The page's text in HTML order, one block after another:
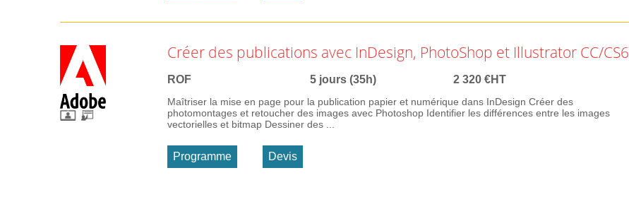
Créer des publications avec InDesign, PhotoShop et Illustrator CC/CS6
ROF 5 jours (35h) 2 320 €HT
Maîtriser la mise en page pour la publication papier et numérique dans InDesign Créer des
photomontages et retoucher des images avec Photoshop Identifier les différences entre les images
vectorielles et bitmap Dessiner des ...
Programme Devis